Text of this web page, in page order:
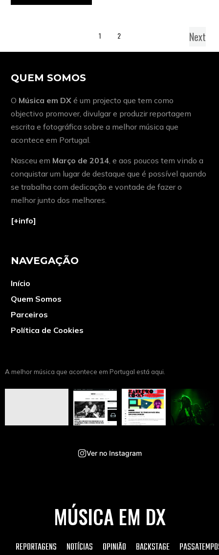
1 2 Next
QUEM SOMOS
O Música em DX é um projecto que tem como
objectivo promover, divulgar e produzir reportagem
escrita e fotográfica sobre a melhor música que
acontece em Portugal.
Nasceu em Março de 2014 , e aos poucos tem vindo a
conquistar um lugar de destaque que é possível quando
se trabalha com dedicação e vontade de fazer o
melhor junto dos melhores.
[+info]
NAVEGAÇÃO
Início
Quem Somos
Parceiros
Política de Cookies
A melhor música que acontece em Portugal está aqui.
Ver no Instagram
MÚSICA EM DX
REPORTAGENS NOTÍCIAS OPINIÃO BACKSTAGE